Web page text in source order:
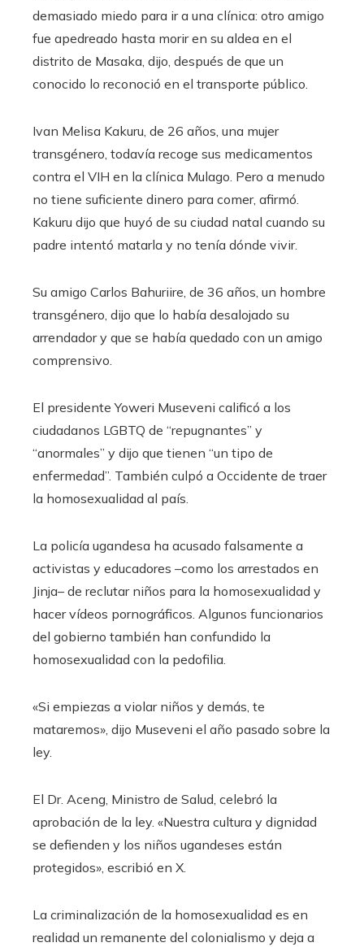
demasiado miedo para ir a una clínica: otro amigo
fue apedreado hasta morir en su aldea en el
distrito de Masaka, dijo, después de que un
conocido lo reconoció en el transporte público.
Ivan Melisa Kakuru, de 26 años, una mujer
transgénero, todavía recoge sus medicamentos
contra el VIH en la clínica Mulago. Pero a menudo
no tiene suficiente dinero para comer, afirmó.
Kakuru dijo que huyó de su ciudad natal cuando su
padre intentó matarla y no tenía dónde vivir.
Su amigo Carlos Bahuriire, de 36 años, un hombre
transgénero, dijo que lo había desalojado su
arrendador y que se había quedado con un amigo
comprensivo.
El presidente Yoweri Museveni calificó a los
ciudadanos LGBTQ de “repugnantes” y
“anormales” y dijo que tienen “un tipo de
enfermedad”. También culpó a Occidente de traer
la homosexualidad al país.
La policía ugandesa ha acusado falsamente a
activistas y educadores –como los arrestados en
Jinja– de reclutar niños para la homosexualidad y
hacer vídeos pornográficos. Algunos funcionarios
del gobierno también han confundido la
homosexualidad con la pedofilia.
«Si empiezas a violar niños y demás, te
mataremos», dijo Museveni el año pasado sobre la
ley.
El Dr. Aceng, Ministro de Salud, celebró la
aprobación de la ley. «Nuestra cultura y dignidad
se defienden y los niños ugandeses están
protegidos», escribió en X.
La criminalización de la homosexualidad es en
realidad un remanente del colonialismo y deja a